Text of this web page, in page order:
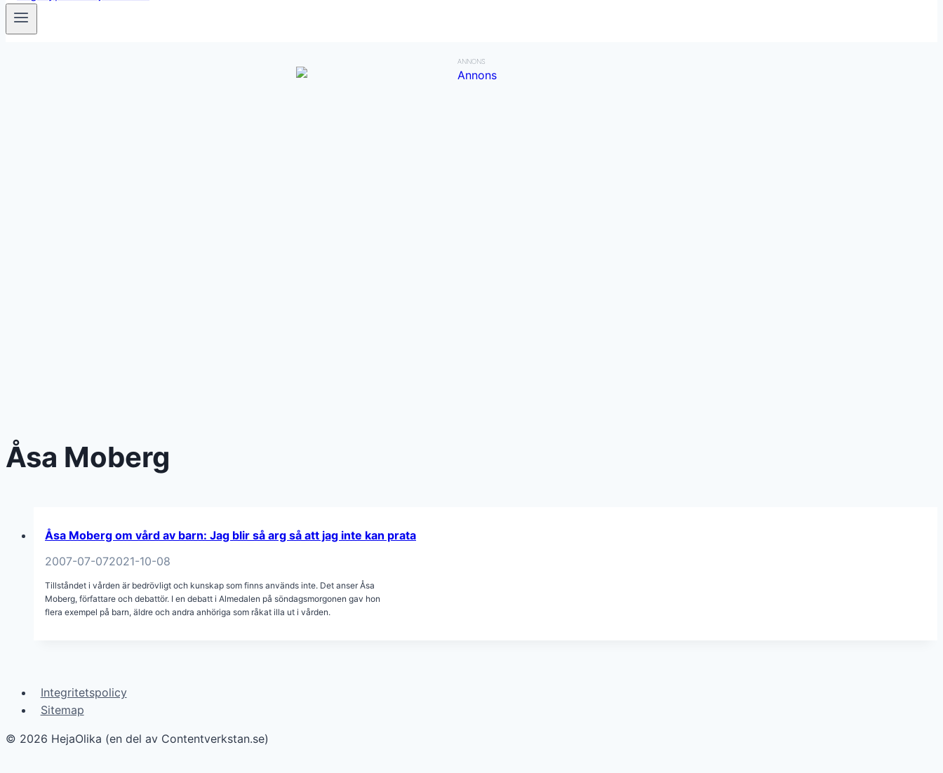
ANNONS
Åsa Moberg
Åsa Moberg om vård av barn: Jag blir så arg så att jag inte kan prata
2007-07-072021-10-08
Tillståndet i vården är bedrövligt och kunskap som finns används inte. Det anser Åsa
Moberg, författare och debattör. I en debatt i Almedalen på söndagsmorgonen gav hon
flera exempel på barn, äldre och andra anhöriga som råkat illa ut i vården.
Integritetspolicy
Sitemap
© 2026 HejaOlika (en del av Contentverkstan.se)